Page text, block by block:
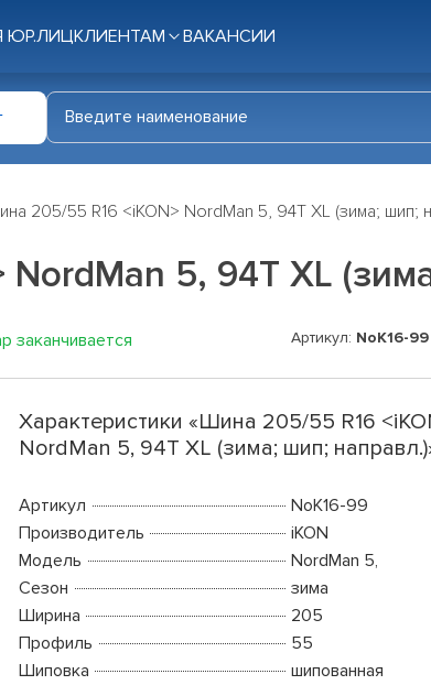
ЮР.ЛИЦКЛИЕНТАМ ВАКАНСИИ
205/55 R16 <iKON> NordMan 5, 94T XL (зима; шип;
5, 94T XL
заканчивается Артикул: NoK16-99
Характеристики «Шина 205/55 R16
NordMan 5, 94T XL (зима; шип;
Артикул
NoK16-99
Производитель
iKON
Модель
NordMan 5,
Сезон
зима
Ширина
205
Профиль
55
Шиповка
шипованная